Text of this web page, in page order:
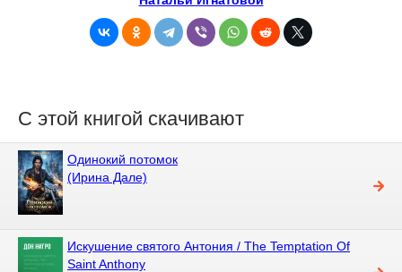
С этой книгой скачивают
Одинокий потомок
(Ирина Дале)
Искушение святого Антония / The Temptation Of
Saint Anthony